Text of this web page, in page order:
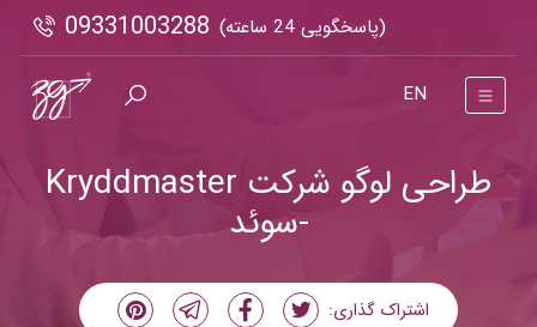
(پاسخگویی 24 ساعته) 09331003288
EN
طراحی لوگو شرکت Kryddmaster
-سوئد
اشتراک گذاری: